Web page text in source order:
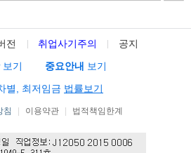
전 취업사기주의
공지
보기 중요안내 보기
별, 최저임금 법률보기
침 | 이용약관 | 법적책임한계